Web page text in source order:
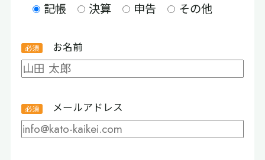
記帳 決算 申告 その他
お名前
メールアドレス